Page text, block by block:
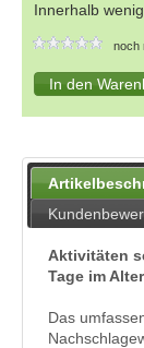
Innerhalb
noch
Aktivitäten
Tage im Alter
Das